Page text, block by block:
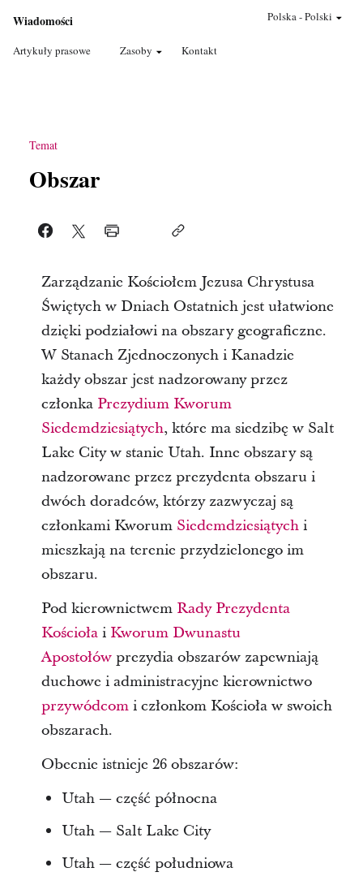
Wiadomości
Artykuły prasowe Zasoby Kontakt
Polska-Polski
Temat
Obszar
Zarządzanie Kościołem Jezusa Chrystusa
Świętych w Dniach Ostatnich jest ułatwione
dzięki podziałowi na obszary geograficzne.
W Stanach Zjednoczonych i Kanadzie
każdy obszar jest nadzorowany przez
członka Prezydium Kworum
Siedemdziesiątych, które ma siedzibę w Salt
Lake City w stanie Utah. Inne obszary są
nadzorowane przez prezydenta obszaru i
dwóch doradców, którzy zazwyczaj są
członkami Kworum Siedemdziesiątychi
mieszkają na terenie przydzielonego im
obszaru.
Pod kierownictwem Rady Prezydenta
Kościołai Kworum Dwunastu
Apostołówprezydia obszarów zapewniają
duchowe i administracyjne kierownictwo
przywódcomi członkom Kościoła w swoich
obszarach.
Obecnie istnieje 26 obszarów:
Utah — część północna
Utah — Salt Lake City
Utah — część południowa